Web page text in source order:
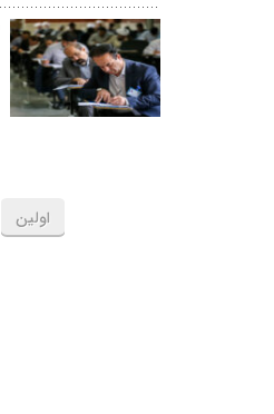
۲۳ مرداد ۱۴۰۰
اولین